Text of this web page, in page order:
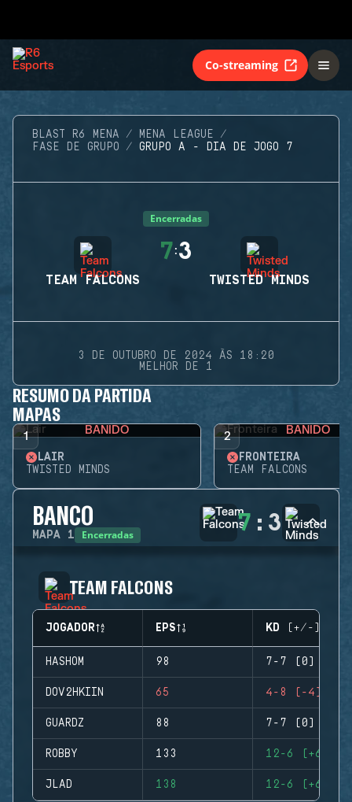
Co-streaming
BLAST R6 MENA
MENA LEAGUE
FASE DE GRUPO
GRUPO A - DIA DE JOGO 7
Encerradas
TEAM FALCONS
7:3
TWISTED MINDS
3 DE OUTUBRO DE 2024 ÀS 18:20
MELHOR DE 1
RESUMO DA PARTIDA
MAPAS
1 BANIDO
LAIR
TWISTED MINDS
2 BANIDO
FRONTEIRA
TEAM FALCONS
BANCO
MAPA 1 Encerradas 7 : 3
TEAM FALCONS
JOGADOR EPS KD (+/-)
HASHOM 98 7-7 (0)
DOV2HKIIN 65 4-8 (-4)
GUARDZ 88 7-7 (0)
ROBBY 133 12-6 (+6)
JLAD 138 12-6 (+6)